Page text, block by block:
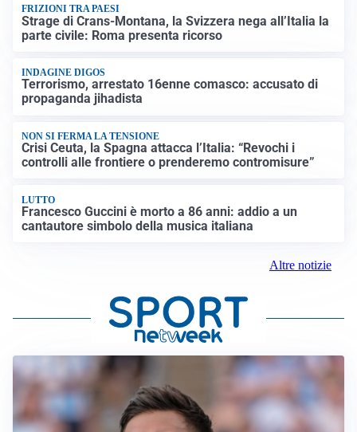
FRIZIONI TRA PAESI
Strage di Crans-Montana, la Svizzera nega all’Italia la
parte civile: Roma presenta ricorso
INDAGINE DIGOS
Terrorismo, arrestato 16enne comasco: accusato di
propaganda jihadista
NON SI FERMA LA TENSIONE
Crisi Ceuta, la Spagna attacca l’Italia: “Revochi i
controlli alle frontiere o prenderemo contromisure”
LUTTO
Francesco Guccini è morto a 86 anni: addio a un
cantautore simbolo della musica italiana
Altre notizie